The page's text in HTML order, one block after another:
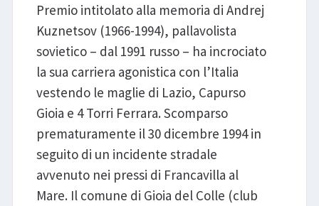
Premio intitolato alla memoria di Andrej
Kuznetsov (1966-1994), pallavolista
sovietico – dal 1991 russo – ha incrociato
la sua carriera agonistica con l’Italia
vestendo le maglie di Lazio, Capurso
Gioia e 4 Torri Ferrara. Scomparso
prematuramente il 30 dicembre 1994 in
seguito di un incidente stradale
avvenuto nei pressi di Francavilla al
Mare. Il comune di Gioia del Colle (club